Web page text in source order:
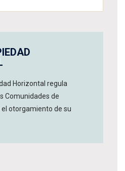
Horizontal regula
Comunidades de
otorgamiento de su